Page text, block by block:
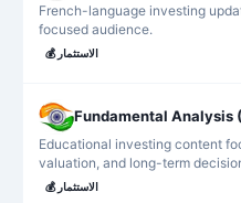
French-language investing
focused audience.
💰 الاستثمار
Fundamental Analysis
Educational investing content
valuation, and long-term
💰 الاستثمار